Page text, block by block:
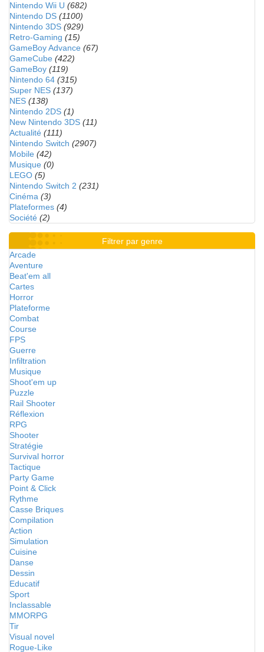
Nintendo Wii U (682)
Nintendo DS (1100)
Nintendo 3DS (929)
Retro-Gaming (15)
GameBoy Advance (67)
GameCube (422)
GameBoy (119)
Nintendo 64 (315)
Super NES (137)
NES (138)
Nintendo 2DS (1)
New Nintendo 3DS (11)
Actualité (111)
Nintendo Switch (2907)
Mobile (42)
Musique (0)
LEGO (5)
Nintendo Switch 2 (231)
Cinéma (3)
Plateformes (4)
Société (2)
Filtrer par genre
Arcade
Aventure
Beat'em all
Cartes
Horror
Plateforme
Combat
Course
FPS
Guerre
Infiltration
Musique
Shoot'em up
Puzzle
Rail Shooter
Réflexion
RPG
Shooter
Stratégie
Survival horror
Tactique
Party Game
Point & Click
Rythme
Casse Briques
Compilation
Action
Simulation
Cuisine
Danse
Dessin
Educatif
Sport
Inclassable
MMORPG
Tir
Visual novel
Rogue-Like